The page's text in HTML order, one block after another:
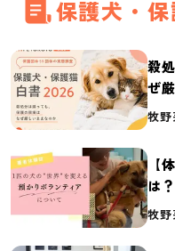
保護犬・
殺
ぜ
体
牧野
【
は
介
牧野